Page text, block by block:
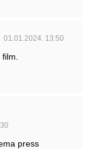
01.01.2024. 13:50
film.
press